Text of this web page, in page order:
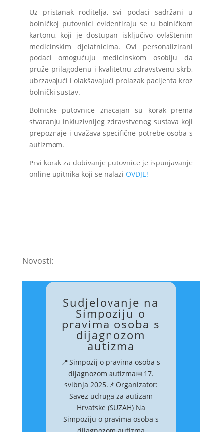
Uz pristanak roditelja, svi podaci sadržani u
bolničkoj putovnici evidentiraju se u bolničkom
kartonu, koji je dostupan isključivo ovlaštenim
medicinskim djelatnicima. Ovi personalizirani
podaci omogućuju medicinskom osoblju da
pruže prilagođenu i kvalitetnu zdravstvenu skrb,
ubrzavajući i olakšavajući prolazak pacijenta kroz
bolnički sustav.
Bolničke putovnice značajan su korak prema
stvaranju inkluzivnijeg zdravstvenog sustava koji
prepoznaje i uvažava specifične potrebe osoba s
autizmom.
Prvi korak za dobivanje putovnice je ispunjavanje
online upitnika koji se nalazi OVDJE!
Novosti:
Sudjelovanje na
Simpoziju o
pravima osoba s
dijagnozom
autizma
📍 Simpozij o pravima osoba s
dijagnozom autizma📅 17.
svibnja 2025.📌 Organizator:
Savez udruga za autizam
Hrvatske (SUZAH) Na
Simpoziju o pravima osoba s